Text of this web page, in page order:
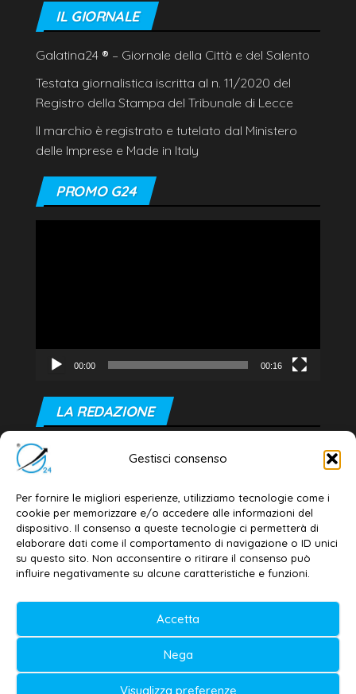
Gestisci consenso
Per fornire le migliori esperienze, utilizziamo tecnologie come i
cookie per memorizzare e/o accedere alle informazioni del
dispositivo. Il consenso a queste tecnologie ci permetterà di
elaborare dati come il comportamento di navigazione o ID unici
su questo sito. Non acconsentire o ritirare il consenso può
influire negativamente su alcune caratteristiche e funzioni.
Accetta
Nega
Visualizza preferenze
IL GIORNALE
Galatina24 ® – Giornale della Città e del Salento
Testata giornalistica iscritta al n. 11/2020 del
Registro della Stampa del Tribunale di Lecce
Il marchio è registrato e tutelato dal Ministero
delle Imprese e Made in Italy
PROMO G24
00:00 00:16
LA REDAZIONE
Editore e direttore responsabile:
Dott. Daniele G. Masciullo
Email: redazione@galatina24.it
Contatti –Disclaimer
Privacy policy –Cookie policy
Testata iscritta al n. 11/2020 Registro della
Stampa Tribunale di Lecce
Editore e direttore responsabile: